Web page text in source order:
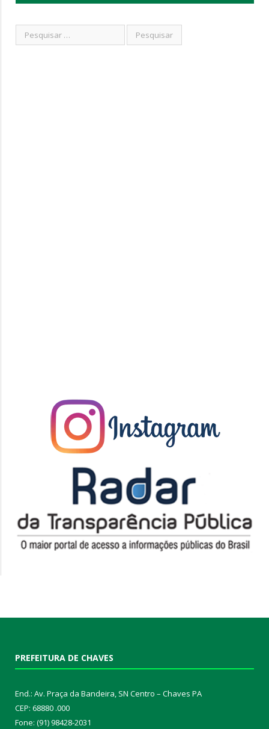
PREFEITURA DE CHAVES
End.: Av. Praça da Bandeira, SN Centro – Chaves PA
CEP: 68880 .000
Fone: (91) 98428-2031